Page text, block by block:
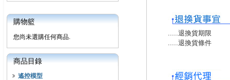
購物籃
您尚未選購任何商品.
商品目錄
遙控模型
.....退換貨期限
.....退換貨條件